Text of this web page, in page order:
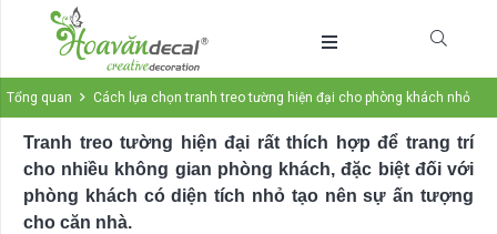
Tổng quan Cách lựa chọn tranh treo tường hiện đại cho phòng khách nhỏ
Tranh treo tường hiện đại rất thích hợp để trang trí
cho nhiều không gian phòng khách, đặc biệt đối với
phòng khách có diện tích nhỏ tạo nên sự ấn tượng
cho căn nhà.